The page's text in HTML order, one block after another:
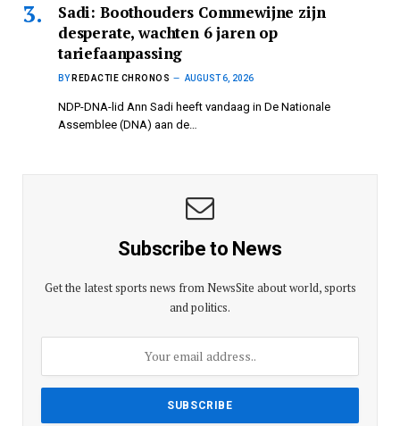
Sadi: Boothouders Commewijne zijn
desperate, wachten 6 jaren op
tariefaanpassing
BY REDACTIE CHRONOS AUGUST 6, 2026
NDP-DNA-lid Ann Sadi heeft vandaag in De Nationale
Assemblee (DNA) aan de…
Subscribe to News
Get the latest sports news from NewsSite about world, sports
and politics.